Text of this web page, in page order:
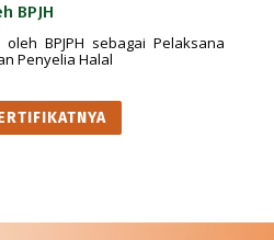
BPJH
BPJPH sebagai Pelaksana
Penyelia Halal